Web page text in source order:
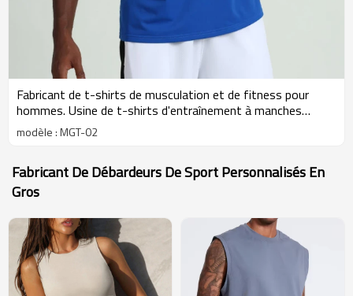
Fabricant de t-shirts de musculation et de fitness pour
hommes. Usine de t-shirts d'entraînement à manches
courtes pour hommes.
modèle : MGT-02
Fabricant De Débardeurs De Sport Personnalisés En
Gros